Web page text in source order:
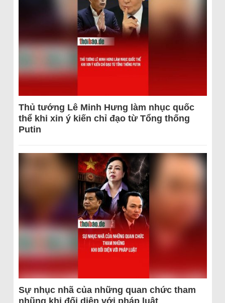
Thủ tướng Lê Minh Hưng làm nhục quốc
thể khi xin ý kiến chỉ đạo từ Tổng thống
Putin
Sự nhục nhã của những quan chức tham
nhũng khi đối diện với pháp luật